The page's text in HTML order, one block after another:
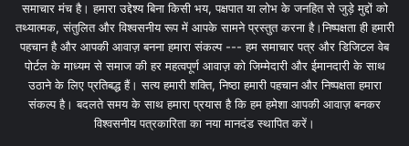
समाचार मंच है। हमारा उद्देश्य बिना किसी भय, पक्षपात या लोभ के जनहित से जुड़े मुद्दों को
तथ्यात्मक, संतुलित और विश्वसनीय रूप में आपके सामने प्रस्तुत करना है।निष्पक्षता ही हमारी
पहचान है और आपकी आवाज़ बनना हमारा संकल्प --- हम समाचार पत्र और डिजिटल वेब
पोर्टल के माध्यम से समाज की हर महत्वपूर्ण आवाज़ को जिम्मेदारी और ईमानदारी के साथ
उठाने के लिए प्रतिबद्ध हैं। सत्य हमारी शक्ति, निष्ठा हमारी पहचान और निष्पक्षता हमारा
संकल्प है। बदलते समय के साथ हमारा प्रयास है कि हम हमेशा आपकी आवाज़ बनकर
विश्वसनीय पत्रकारिता का नया मानदंड स्थापित करें।